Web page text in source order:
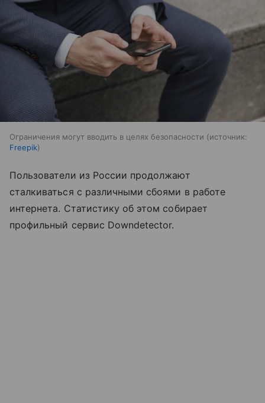
Ограничения могут вводить в целях безопасности
источник:
Freepik
Пользователи из России продолжают
сталкиваться с различными сбоями в работе
интернета. Статистику об этом собирает
профильный сервис Downdetector.